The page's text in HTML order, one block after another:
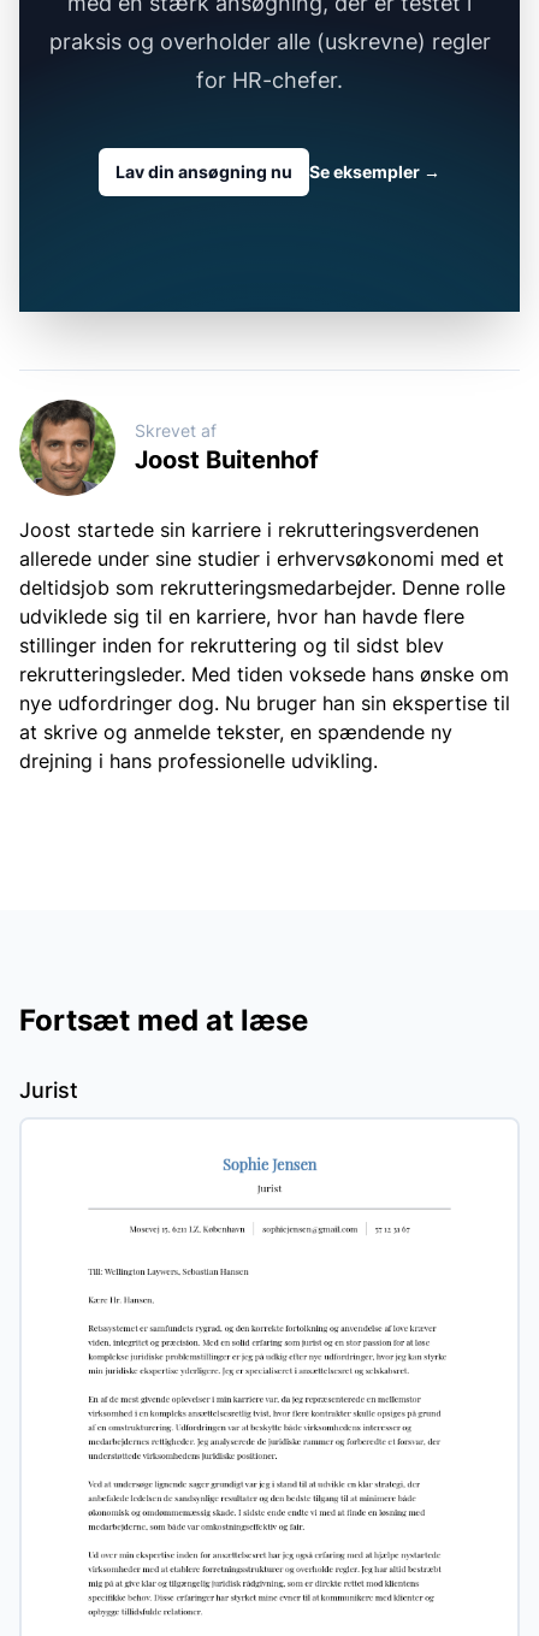
praksis og overholder alle (uskrevne) regler
for HR-chefer.
Lav din ansøgning nu Se eksempler →
Skrevet af
Joost Buitenhof
Joost startede sin karriere i rekrutteringsverdenen
allerede under sine studier i erhvervsøkonomi med et
deltidsjob som rekrutteringsmedarbejder. Denne rolle
udviklede sig til en karriere, hvor han havde flere
stillinger inden for rekruttering og til sidst blev
rekrutteringsleder. Med tiden voksede hans ønske om
nye udfordringer dog. Nu bruger han sin ekspertise til
at skrive og anmelde tekster, en spændende ny
drejning i hans professionelle udvikling.
Fortsæt med at læse
Jurist